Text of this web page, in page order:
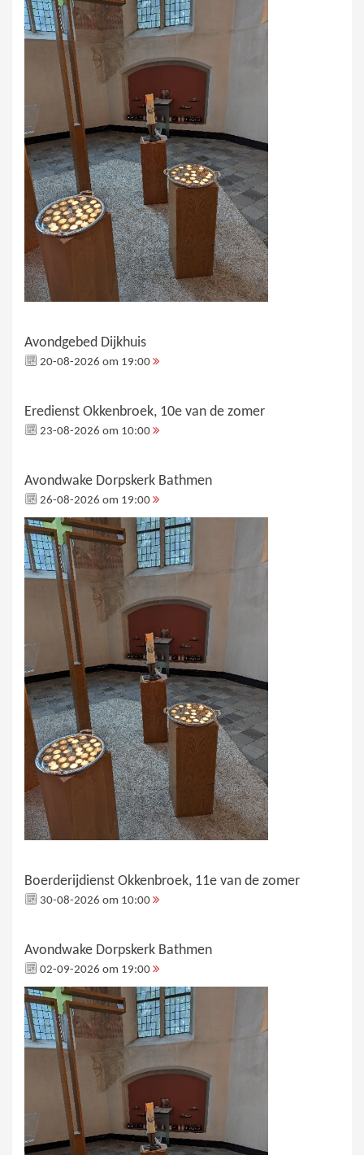
Avondgebed Dijkhuis
20-08-2026 om 19:00
Eredienst Okkenbroek, 10e van de zomer
23-08-2026 om 10:00
Avondwake Dorpskerk Bathmen
26-08-2026 om 19:00
Boerderijdienst Okkenbroek, 11e van de zomer
30-08-2026 om 10:00
Avondwake Dorpskerk Bathmen
02-09-2026 om 19:00